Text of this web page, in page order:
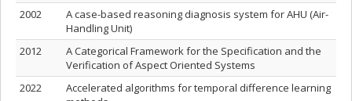
2002
A case-based reasoning diagnosis system for AHU (Air-
Handling Unit)
2012
A Categorical Framework for the Specification and the
Verification of Aspect Oriented Systems
2022
Accelerated algorithms for temporal difference learning